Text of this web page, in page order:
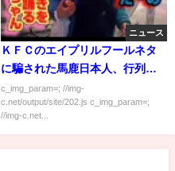
ニュース
ＫＦＣのエイプリルフールネタ
に騙された馬鹿日本人、行列を
作ってしまうｗｗｗｗｗ
c_img_param=; //img-
c.net/output/site/202.js c_img_param=;
//img-c.net...